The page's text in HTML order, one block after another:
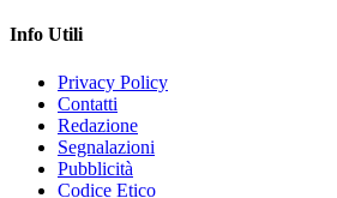
Info Utili
Privacy Policy
Contatti
Redazione
Segnalazioni
Pubblicità
Codice Etico